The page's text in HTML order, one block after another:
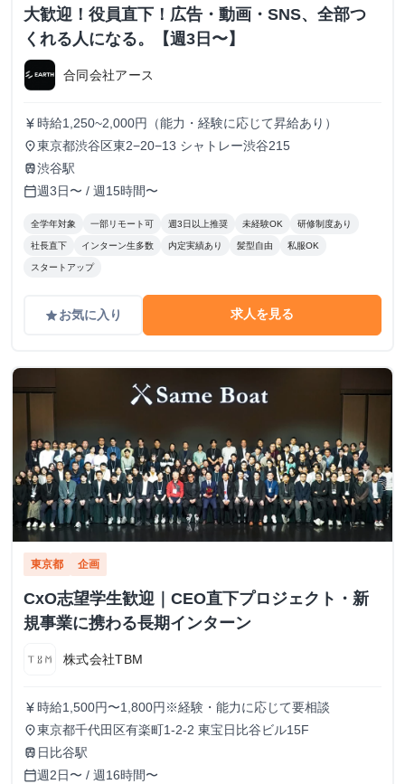
大歓迎！役員直下！広告・動画・SNS、全部つ
くれる人になる。【週3日〜】
合同会社アース
currency_yen 時給1,250~2,000円（能力・経験に応じて昇給あり）
place東京都渋谷区東2−20−13 シャトレー渋谷215
train渋谷駅
calendar_today週3日〜 / 週15時間〜
全学年対象 一部リモート可 週3日以上推奨 未経験OK 研修制度あり
社長直下 インターン生多数 内定実績あり 髪型自由 私服OK
スタートアップ
gradeお気に入り 求人を見る
東京都 企画
CxO志望学生歓迎｜CEO直下プロジェクト・新
規事業に携わる長期インターン
株式会社TBM
currency_yen 時給1,500円〜1,800円※経験・能力に応じて要相談
place東京都千代田区有楽町1-2-2 東宝日比谷ビル15F
train 日比谷駅
calendar_today週2日〜 / 週16時間〜